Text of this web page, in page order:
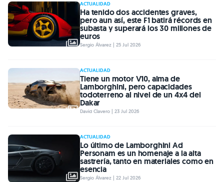
ACTUALIDAD
Ha tenido dos accidentes graves,
pero aun así, este F1 batirá récords en
subasta y superará los 30 millones de
euros
Sergio Álvarez | 25 Jul 2026
ACTUALIDAD
Tiene un motor V10, alma de
Lamborghini, pero capacidades
todoterreno al nivel de un 4x4 del
Dakar
David Clavero | 23 Jul 2026
ACTUALIDAD
Lo último de Lamborghini Ad
Personam es un homenaje a la alta
sastrería, tanto en materiales como en
esencia
Sergio Álvarez | 22 Jul 2026